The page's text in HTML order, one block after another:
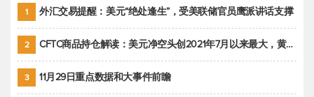
1 外汇交易提醒：美元“绝处逢生”，受美联储官员鹰派讲话支撑
2 CFTC商品持仓解读：美元净空头创2021年7月以来最大，黄金期货投机性净多头头寸减少
3 11月29日重点数据和大事件前瞻